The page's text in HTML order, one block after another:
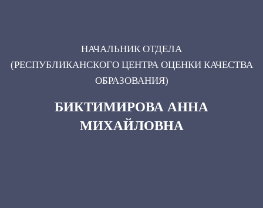
НАЧАЛЬНИК ОТДЕЛА
(РЕСПУБЛИКАНСКОГО ЦЕНТРА ОЦЕНКИ КАЧЕСТВА
ОБРАЗОВАНИЯ)
БИКТИМИРОВА АННА
МИХАЙЛОВНА